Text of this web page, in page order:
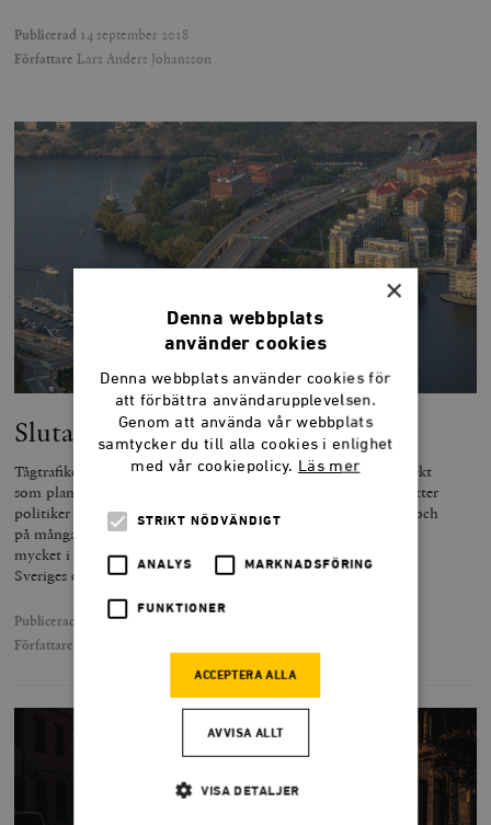
Publicerad 14 september 2018
Författare Lars Anders Johansson
Sluta överinvestera i järnvägar
Tågtrafiken bär inte sina egna kostnader, och de stora tågprojekt
som planeras är samhällsekonomiskt olönsamma. Ändå fortsätter
politiker prioritera tåget framför den mycket mer lönsamma, och
på många sätt mer effektiva, bilismen. Sverige investerar för
mycket i järnvägssatsningar som varken hjälper miljön eller
Sveriges ekonomi.
Publicerad
1 augusti 2018
Författare
×
Denna webbplats
använder cookies
Denna webbplats använder cookies för
att förbättra användarupplevelsen.
Genom att använda vår webbplats
samtycker du till alla cookies i enlighet
med vår cookiepolicy. Läs mer
STRIKT NÖDVÄNDIGT
ANALYS MARKNADSFÖRING
FUNKTIONER
ACCEPTERA ALLA
AVVISA ALLT
VISA DETALJER